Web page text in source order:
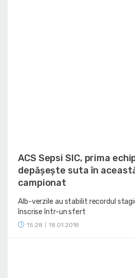
ACS Sepsi SIC, prima
depășește suta în
campionat
Alb-verzile au stabilit recordul
înscrise într-un sfert
15:28 18.01.2018